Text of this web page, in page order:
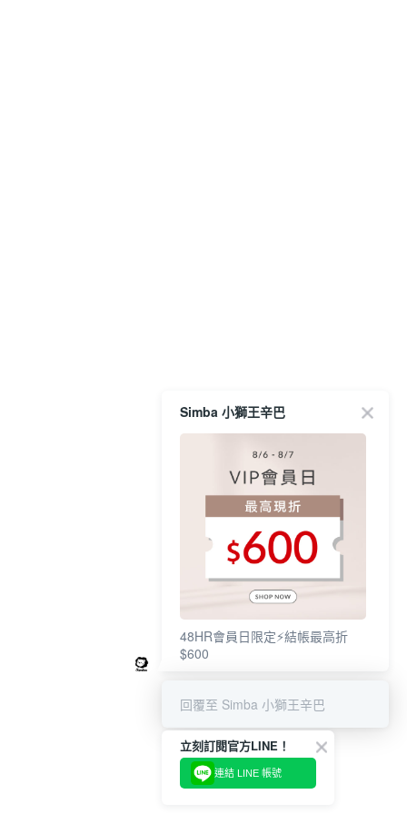
Simba 小獅王辛巴
48HR會員日限定⚡結帳最高折
$600
回覆至 Simba 小獅王辛巴
立刻訂閱官方LINE！
連結 LINE 帳號